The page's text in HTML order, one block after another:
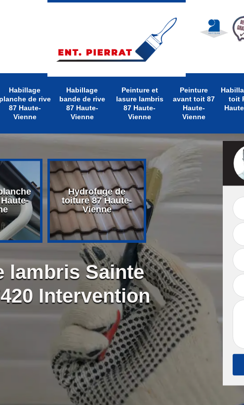
Habillage
planche de rive
87 Haute-
Vienne
Habillage
bande de rive
87 Haute-
Vienne
Peinture et
lasure lambris
87 Haute-
Vienne
Peinture
avant toit 87
Haute-
Vienne
toit
Hydrofuge de
toiture 87 Haute-
Vienne
toiture 87 Haute-
Vienne
lambris Sainte
Intervention